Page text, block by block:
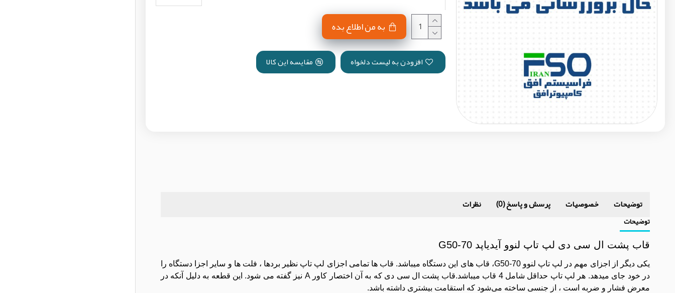
به من اطلاع بده
افزودن به لیست دلخواه مقایسه این کالا
توضیحات خصوصیات پرسش و پاسخ (0) نظرات
توضیحات
قاب پشت ال سی دی لپ تاپ لنوو آیدیاپد G50-70
یکی دیگر از اجزای مهم در لپ تاپ لنوو G50-70، قاب های این دستگاه میباشد. قاب ها تمامی اجزای لپ تاپ نظیر بردها ، فلت ها و سایر اجزا دستگاه را
در خود جای میدهد. هر لپ تاپ حداقل شامل 4 قاب میباشد.قاب پشت ال سی دی که به آن اختصار کاور A نیز گفته می شود. این قطعه به دلیل آنکه در
معرض فشار و ضربه است ، از جنسی ساخته می‌شود که استقامت بیشتری داشته باشد.